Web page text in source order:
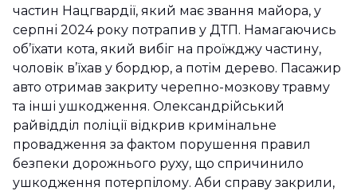
частин Нацгвардії, який має звання майора, у
серпні 2024 року потрапив у ДТП. Намагаючись
об’їхати кота, який вибіг на проїжджу частину,
чоловік в’їхав у бордюр, а потім дерево. Пасажир
авто отримав закриту черепно-мозкову травму
та інші ушкодження. Олександрійський
райвідділ поліції відкрив кримінальне
провадження за фактом порушення правил
безпеки дорожнього руху, що спричинило
ушкодження потерпілому. Аби справу закрили,